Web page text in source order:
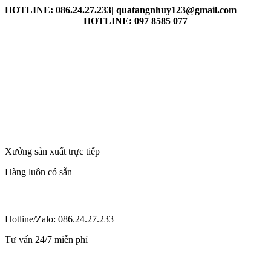
HOTLINE: 086.24.27.233| quatangnhuy123@gmail.com
HOTLINE: 097 8585 077
Xưởng sản xuất trực tiếp
Hàng luôn có sẵn
Hotline/Zalo: 086.24.27.233
Tư vấn 24/7 miễn phí